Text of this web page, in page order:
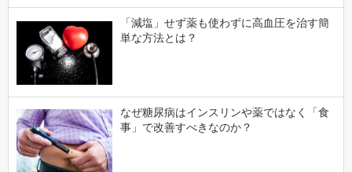
「減塩」せず薬も使わずに高血圧を治す簡
単な方法とは？
なぜ糖尿病はインスリンや薬ではなく「食
事」で改善すべきなのか？